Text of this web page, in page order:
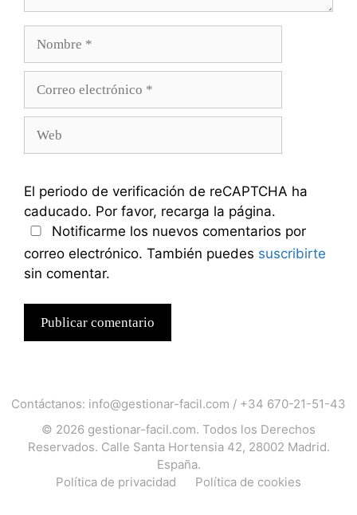
electrónico
El periodo de verificación de reCAPTCHA ha
caducado. Por favor, recarga la página.
Notificarme los nuevos comentarios por
correo electrónico. También puedes suscribirte
sin comentar.
Contáctanos: info@gestionar-facil.com / +34 670-21-51-43
© 2026 gestionar-facil.com. Todos los Derechos
Reservados. Calle Santa Hortensia 42, 28002 Madrid.
España.
Política de privacidad
Política de cookies